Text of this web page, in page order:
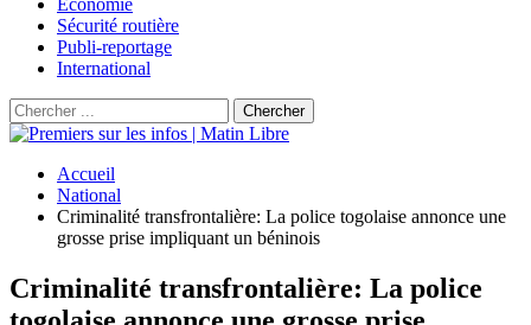
Économie
Sécurité routière
Publi-reportage
International
Accueil
National
Criminalité transfrontalière: La police togolaise annonce une
grosse prise impliquant un béninois
Criminalité transfrontalière: La police